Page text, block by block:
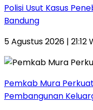
Polisi Usut Kasus
Bandung
5 Agustus 2026 | 21:12
Pemkab Mura
Pembangunan